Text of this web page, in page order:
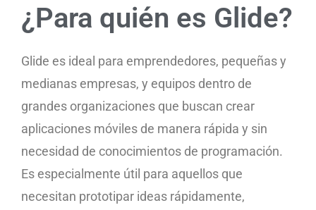
¿Para quién es Glide?
Glide es ideal para emprendedores, pequeñas y
medianas empresas, y equipos dentro de
grandes organizaciones que buscan crear
aplicaciones móviles de manera rápida y sin
necesidad de conocimientos de programación.
Es especialmente útil para aquellos que
necesitan prototipar ideas rápidamente,